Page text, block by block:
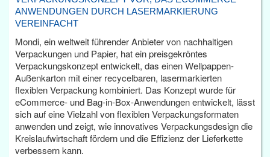
ANWENDUNGEN DURCH LASERMARKIERUNG
VEREINFACHT
Mondi, ein weltweit führender Anbieter von nachhaltigen
Verpackungen und Papier, hat ein preisgekröntes
Verpackungskonzept entwickelt, das einen Wellpappen-
Außenkarton mit einer recycelbaren, lasermarkierten
flexiblen Verpackung kombiniert. Das Konzept wurde für
eCommerce- und Bag-in-Box-Anwendungen entwickelt, lässt
sich auf eine Vielzahl von flexiblen Verpackungsformaten
anwenden und zeigt, wie innovatives Verpackungsdesign die
Kreislaufwirtschaft fördern und die Effizienz der Lieferkette
verbessern kann.